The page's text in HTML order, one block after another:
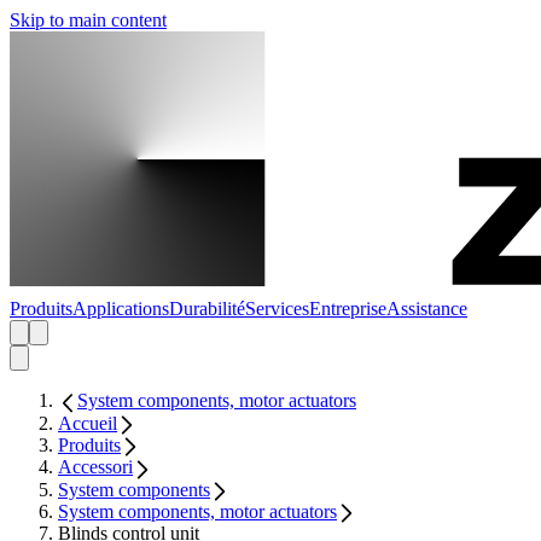
Skip to main content
ProduitsApplicationsDurabilitéServicesEntrepriseAssistance
System components, motor actuators
Accueil
Produits
Accessori
System components
System components, motor actuators
Blinds control unit